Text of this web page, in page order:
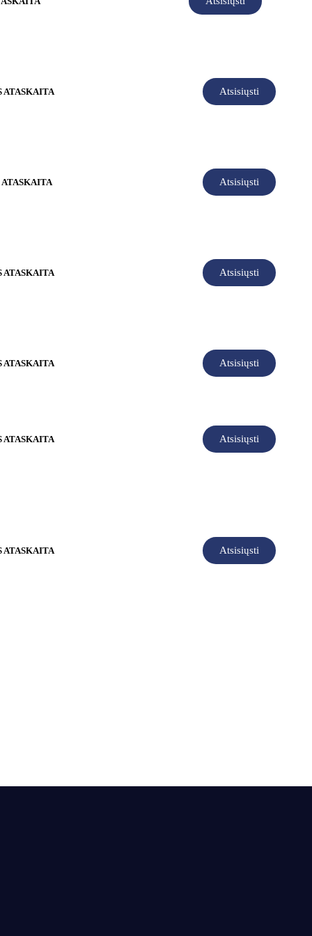
ATASKAITA Atsisiųsti
Atsisiųsti
ATASKAITA Atsisiųsti
ATASKAITA Atsisiųsti
ATASKAITA Atsisiųsti
ATASKAITA Atsisiųsti